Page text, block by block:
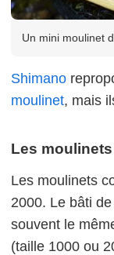
Un mini moulinet
Shimano
moulinet, mais
Les
Les moulinets
2000. Le bâti
souvent le
(taille 1000 ou